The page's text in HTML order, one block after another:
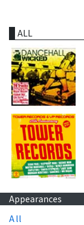
ALL
Appearances
All